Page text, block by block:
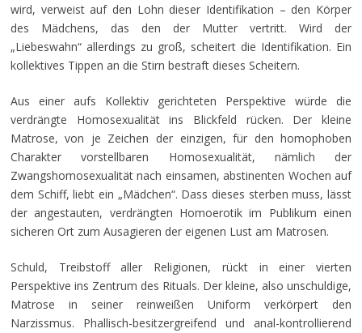
wird, verweist auf den Lohn dieser Identifikation – den Körper
des Mädchens, das den der Mutter vertritt. Wird der
„Liebeswahn“ allerdings zu groß, scheitert die Identifikation. Ein
kollektives Tippen an die Stirn bestraft dieses Scheitern.
Aus einer aufs Kollektiv gerichteten Perspektive würde die
verdrängte Homosexualität ins Blickfeld rücken. Der kleine
Matrose, von je Zeichen der einzigen, für den homophoben
Charakter vorstellbaren Homosexualität, nämlich der
Zwangshomosexualität nach einsamen, abstinenten Wochen auf
dem Schiff, liebt ein „Mädchen“. Dass dieses sterben muss, lässt
der angestauten, verdrängten Homoerotik im Publikum einen
sicheren Ort zum Ausagieren der eigenen Lust am Matrosen.
Schuld, Treibstoff aller Religionen, rückt in einer vierten
Perspektive ins Zentrum des Rituals. Der kleine, also unschuldige,
Matrose in seiner reinweißen Uniform verkörpert den
Narzissmus. Phallisch-besitzergreifend und anal-kontrollierend